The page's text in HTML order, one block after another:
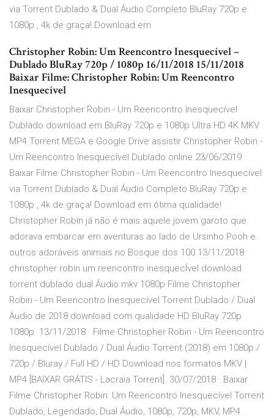
via Torrent Dublado & Dual Áudio Completo BluRay 720p e
1080p , 4k de graça! Download em
Christopher Robin: Um Reencontro Inesquecível –
Dublado BluRay 720p / 1080p 16/11/2018 15/11/2018
Baixar Filme: Christopher Robin: Um Reencontro
Inesquecível
Baixar Christopher Robin - Um Reencontro Inesquecível
Dublado download em BluRay 720p e 1080p Ultra HD 4K MKV
MP4 Torrent MEGA e Google Drive assistir Christopher Robin -
Um Reencontro Inesquecível Dublado online 23/06/2019 ·
Baixar Filme Christopher Robin - Um Reencontro Inesquecível
via Torrent Dublado & Dual Áudio Completo BluRay 720p e
1080p , 4k de graça! Download em ótima qualidade!
Christopher Robin já não é mais aquele jovem garoto que
adorava embarcar em aventuras ao lado de Ursinho Pooh e
outros adoráveis animais no Bosque dos 100 13/11/2018 ·
christopher robin um reencontro inesquecÍvel download
torrent dublado dual Áudio mkv 1080p Filme Christopher
Robin - Um Reencontro Inesquecível Torrent Dublado / Dual
Áudio de 2018 download com qualidade HD BluRay 720p
1080p. 13/11/2018 · Filme Christopher Robin - Um Reencontro
Inesquecível Dublado / Dual Áudio Torrent (2018) em 1080p /
720p / Bluray / Full HD / HD Download nos formatos MKV |
MP4 [BAIXAR GRÁTIS - Lacraia Torrent]. 30/07/2018 · Baixar
Filme Christopher Robin: Um Reencontro Inesquecível Torrent
Dublado, Legendado, Dual Áudio, 1080p, 720p, MKV, MP4